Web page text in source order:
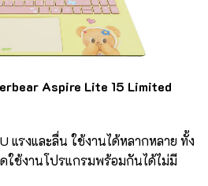
Aspire Lite 15 Limited
แรงและลื่น ใช้งานได้หลากหลาย ทั้ง
ใช้งานโปรแกรมพร้อมกันได้ไม่มี